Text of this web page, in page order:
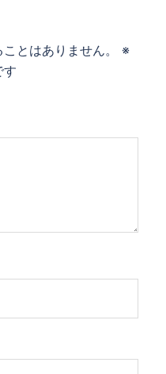
とはありません。
※
す